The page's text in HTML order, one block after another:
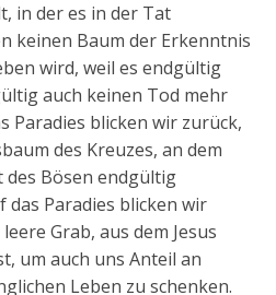
in der es in der Tat
keinen Baum der Erkenntnis
wird, weil es endgültig
auch keinen Tod mehr
Paradies blicken wir zurück,
des Kreuzes, an dem
des Bösen endgültig
Paradies blicken wir
Grab, aus dem Jesus
um auch uns Anteil an
Leben zu schenken.